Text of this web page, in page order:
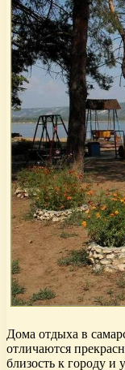
Дома отдыха в
отличаются
близость к городу и